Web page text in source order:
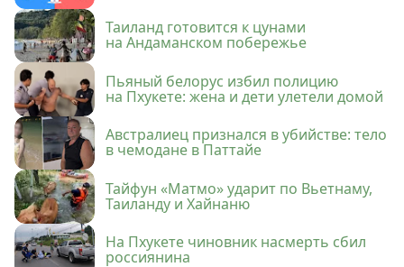
Таиланд готовится к цунами
на Андаманском побережье
Пьяный белорус избил полицию
на Пхукете: жена и дети улетели домой
Австралиец признался в убийстве: тело
в чемодане в Паттайе
Тайфун «Матмо» ударит по Вьетнаму,
Таиланду и Хайнаню
На Пхукете чиновник насмерть сбил
россиянина